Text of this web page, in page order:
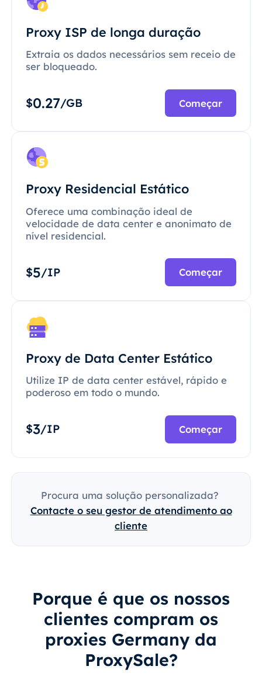
Proxy ISP de longa duração
Extraia os dados necessários sem receio de
ser bloqueado.
$0.27/GB Começar
Proxy Residencial Estático
Oferece uma combinação ideal de
velocidade de data center e anonimato de
nível residencial.
$5/IP Começar
Proxy de Data Center Estático
Utilize IP de data center estável, rápido e
poderoso em todo o mundo.
$3/IP Começar
Procura uma solução personalizada?
Contacte o seu gestor de atendimento ao
cliente
Porque é que os nossos
clientes compram os
proxies Germany da
ProxySale?